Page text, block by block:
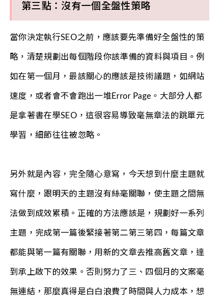
第三點：沒有一個全盤性策略
當你決定執行SEO之前，應該要先準備好全盤性的策
略，清楚規劃出每個階段你該準備的資料與項目。例
如在第一個月，最該關心的應該是技術議題，如網站
速度，或者會不會跑出一堆Error Page。大部分人都
是拿著書在學SEO，這很容易導致毫無章法的跳單元
學習，細節往往被忽略。
另外就是內容，完全隨心意寫，今天想到什麼主題就
寫什麼，跟明天的主題沒有絲毫關聯，使主題之間無
法做到成效累積。正確的方法應該是，規劃好一系列
主題，完成第一篇後緊接著第二第三第四，每篇文章
都能與第一篇有關聯，用新的文章去推高舊文章，達
到承上啟下的效果。否則努力了三、四個月的文案毫
無連結，那麼真得是白白浪費了時間與人力成本，想